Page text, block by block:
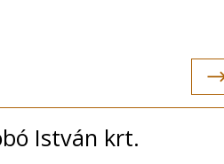
István krt.